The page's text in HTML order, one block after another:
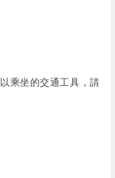
乘坐的交通工具，請